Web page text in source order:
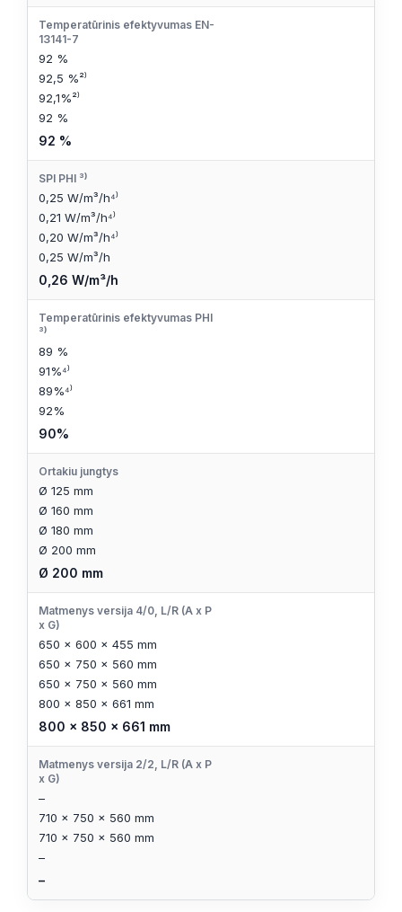
Temperatūrinis efektyvumas EN-
13141-7
92 %
92,5 %²⁾
92,1%²⁾
92 %
92 %
SPI PHI ³⁾
0,25 W/m³/h⁴⁾
0,21 W/m³/h⁴⁾
0,20 W/m³/h⁴⁾
0,25 W/m³/h
0,26 W/m³/h
Temperatūrinis efektyvumas PHI
³⁾
89 %
91%⁴⁾
89%⁴⁾
92%
90%
Ortakiu jungtys
Ø 125 mm
Ø 160 mm
Ø 180 mm
Ø 200 mm
Ø 200 mm
Matmenys versija 4/0, L/R (A x P
x G)
650 x 600 x 455 mm
650 x 750 x 560 mm
650 x 750 x 560 mm
800 x 850 x 661 mm
800 x 850 x 661 mm
Matmenys versija 2/2, L/R (A x P
x G)
–
710 x 750 x 560 mm
710 x 750 x 560 mm
–
–